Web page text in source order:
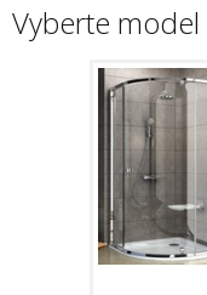
Vyberte model